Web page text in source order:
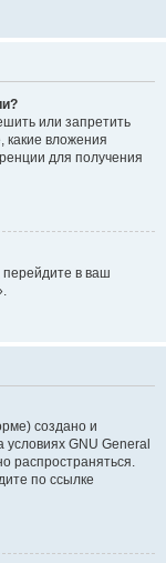
или запретить
вложения
для получения
в ваш
создано и
условиях GNU General
распространяться.
по ссылке